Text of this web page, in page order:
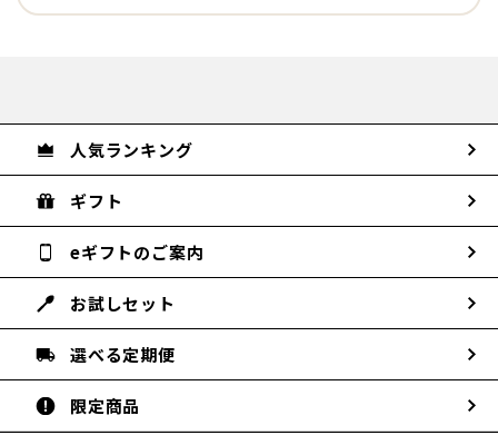
人気ランキング
ギフト
eギフトのご案内
お試しセット
選べる定期便
限定商品